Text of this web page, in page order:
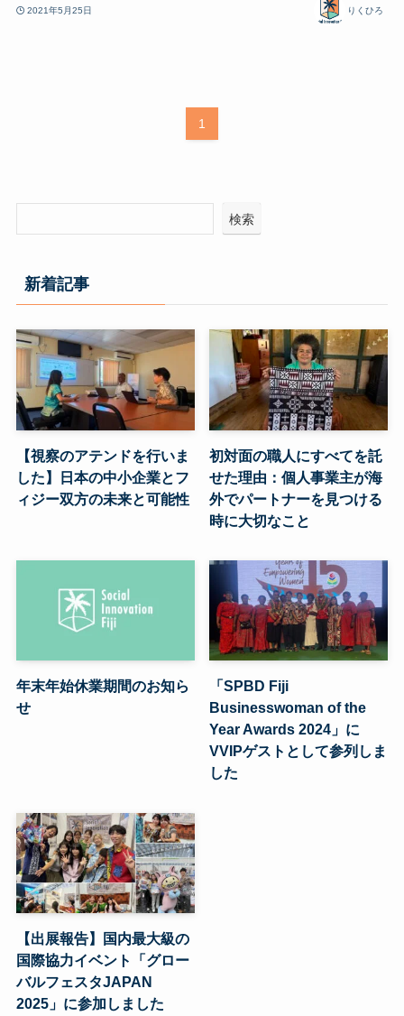
2021年5月25日 りくひろ
1
検索
新着記事
【視察のアテンドを行いま
した】日本の中小企業とフ
ィジー双方の未来と可能性
初対面の職人にすべてを託
せた理由：個人事業主が海
外でパートナーを見つける
時に大切なこと
年末年始休業期間のお知ら
せ
「SPBD Fiji
Businesswoman of the
Year Awards 2024」に
VVIPゲストとして参列しま
した
【出展報告】国内最大級の
国際協力イベント「グロー
バルフェスタJAPAN
2025」に参加しました